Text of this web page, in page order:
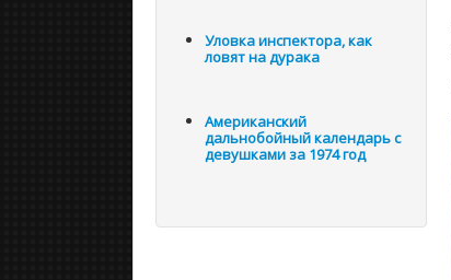
Уловка инспектора, как
ловят на дурака
Американский
дальнобойный календарь с
девушками за 1974 год